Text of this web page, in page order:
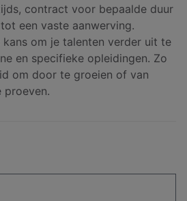
contract voor bepaalde duur
een vaste aanwerving.
om je talenten verder uit te
en specifieke opleidingen. Zo
om door te groeien of van
proeven.